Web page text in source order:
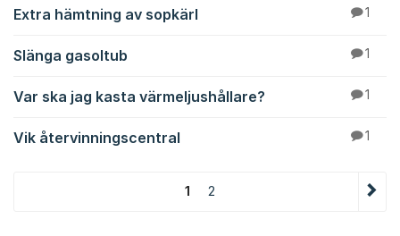
Extra hämtning av sopkärl 1
Slänga gasoltub 1
Var ska jag kasta värmeljushållare? 1
Vik återvinningscentral 1
1 2